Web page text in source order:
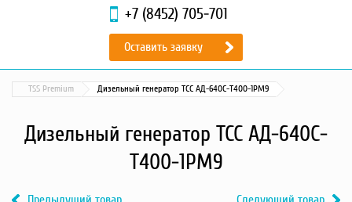
+7 (8452) 705-701
Оставить заявку
TSS Premium Дизельный генератор ТСС АД-640С-Т400-1РМ9
Дизельный генератор ТСС АД-640С-
Т400-1РМ9
Садовая техника
Промышленный обогрев
Строительные леса
Моечное оборудование